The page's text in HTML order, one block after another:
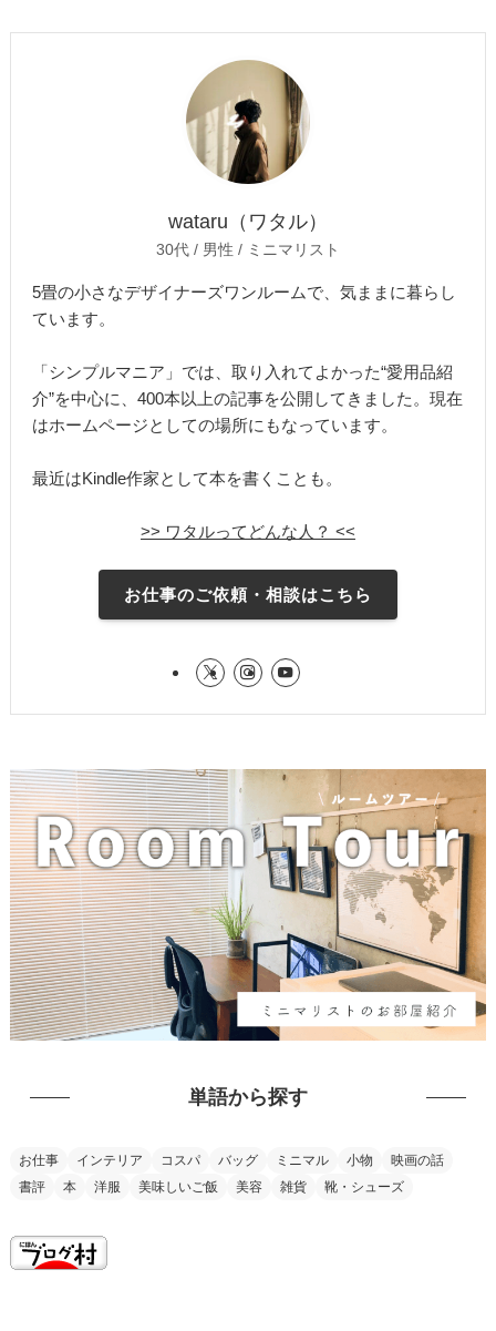
wataru（ワタル）
30代 / 男性 / ミニマリスト
5畳の小さなデザイナーズワンルームで、気ままに暮らし
ています。
「シンプルマニア」では、取り入れてよかった“愛用品紹
介”を中心に、400本以上の記事を公開してきました。現在
はホームページとしての場所にもなっています。
最近はKindle作家として本を書くことも。
>> ワタルってどんな人？ <<
お仕事のご依頼・相談はこちら
単語から探す
お仕事 インテリア コスパ バッグ ミニマル 小物
映画の話
書評
本 洋服 美味しいご飯 美容 雑貨 靴・シューズ